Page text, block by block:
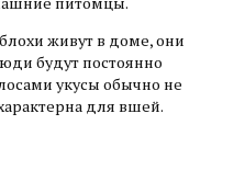
живут в доме, они
будут постоянно
укусы обычно не
для вшей.